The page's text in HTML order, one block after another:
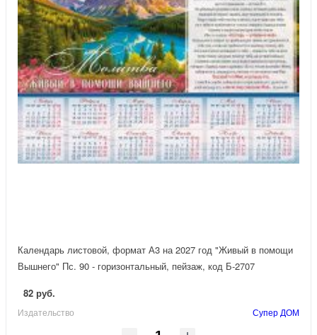
Календарь листовой, формат А3 на 2027 год "Живый в помощи
Вышнего" Пс. 90 - горизонтальный, пейзаж, код Б-2707
82 руб.
Издательство Супер ДОМ